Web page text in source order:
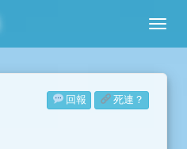
回報 死連？